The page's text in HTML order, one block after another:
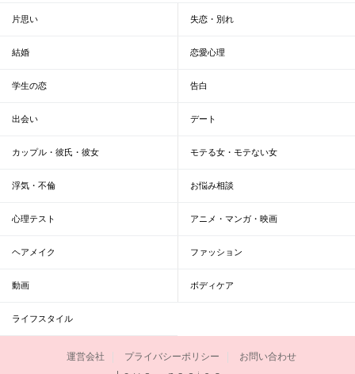
片思い 失恋・別れ
結婚 恋愛心理
学生の恋 告白
出会い デート
カップル・彼氏・彼女 モテる女・モテない女
浮気・不倫 お悩み相談
心理テスト アニメ・マンガ・映画
ヘアメイク ファッション
動画 ボディケア
ライフスタイル
運営会社 プライバシーポリシー お問い合わせ